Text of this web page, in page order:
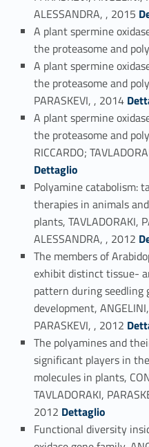
ALESSANDRA, , 2015 Link identifier #identifier_person_85337-19
A plant spermine
the proteasome and
A plant spermine
the proteasome and
PARASKEVI, , 2014 Link identifier #identifier_person_98072-21
A plant spermine
the proteasome and
RICCARDO;
Dettaglio
Polyamine catabolism:
therapies in animals
plants, TAVLADORAKI,
ALESSANDRA, , 2012Link identifier #identifier_person_5581-23
The members of
exhibit distinct tissue-
pattern during
development,
PARASKEVI, , 2012 Link identifier #identifier_person_140394-24
The polyamines and
significant players in
molecules in plants,
TAVLADORAKI,
2012 Link identifier #identifier_person_86814-25
Dettaglio
Functional diversity